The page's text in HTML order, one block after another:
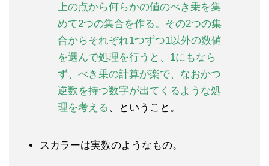
上の点から何らかの値のべき乗を集
めて2つの集合を作る。その2つの集
合からそれぞれ1つずつ1以外の数値
を選んで処理を行うと、1にもなら
ず、べき乗の計算が楽で、なおかつ
逆数を持つ数字が出てくるような処
理を考える 、ということ。
スカラーは実数のようなもの。